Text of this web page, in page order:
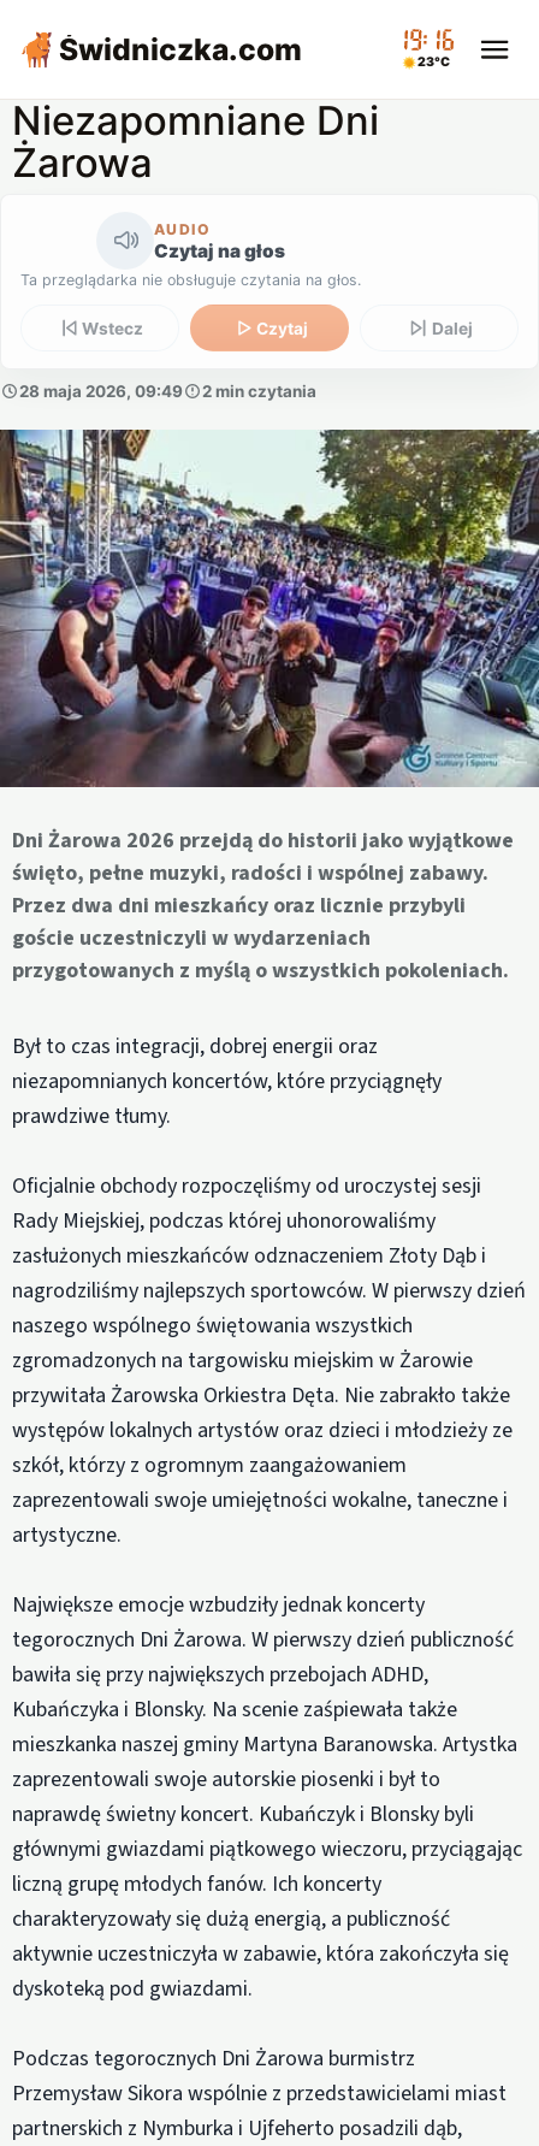
Świdniczka.com 19:16
23°C
Niezapomniane Dni
Żarowa
AUDIO
Czytaj na głos
Ta przeglądarka nie obsługuje czytania na głos.
Wstecz Czytaj Dalej
28 maja 2026, 09:49 2 min czytania
Dni Żarowa 2026 przejdą do historii jako wyjątkowe
święto, pełne muzyki, radości i wspólnej zabawy.
Przez dwa dni mieszkańcy oraz licznie przybyli
goście uczestniczyli w wydarzeniach
przygotowanych z myślą o wszystkich pokoleniach.
Był to czas integracji, dobrej energii oraz
niezapomnianych koncertów, które przyciągnęły
prawdziwe tłumy.
Oficjalnie obchody rozpoczęliśmy od uroczystej sesji
Rady Miejskiej, podczas której uhonorowaliśmy
zasłużonych mieszkańców odznaczeniem Złoty Dąb i
nagrodziliśmy najlepszych sportowców. W pierwszy dzień
naszego wspólnego świętowania wszystkich
zgromadzonych na targowisku miejskim w Żarowie
przywitała Żarowska Orkiestra Dęta. Nie zabrakło także
występów lokalnych artystów oraz dzieci i młodzieży ze
szkół, którzy z ogromnym zaangażowaniem
zaprezentowali swoje umiejętności wokalne, taneczne i
artystyczne.
Największe emocje wzbudziły jednak koncerty
tegorocznych Dni Żarowa. W pierwszy dzień publiczność
bawiła się przy największych przebojach ADHD,
Kubańczyka i Blonsky. Na scenie zaśpiewała także
mieszkanka naszej gminy Martyna Baranowska. Artystka
zaprezentowali swoje autorskie piosenki i był to
naprawdę świetny koncert. Kubańczyk i Blonsky byli
głównymi gwiazdami piątkowego wieczoru, przyciągając
liczną grupę młodych fanów. Ich koncerty
charakteryzowały się dużą energią, a publiczność
aktywnie uczestniczyła w zabawie, która zakończyła się
dyskoteką pod gwiazdami.
Podczas tegorocznych Dni Żarowa burmistrz
Przemysław Sikora wspólnie z przedstawicielami miast
partnerskich z Nymburka i Ujfeherto posadzili dąb,